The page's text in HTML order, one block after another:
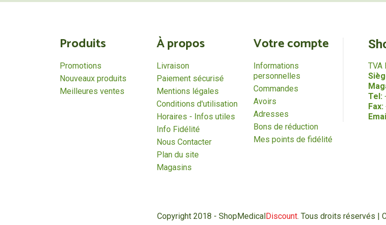
Produits
Promotions
Nouveaux produits
Meilleures ventes
À propos
Livraison
Paiement sécurisé
Mentions légales
Conditions d'utilisation
Horaires - Infos utiles
Info Fidélité
Nous Contacter
Plan du site
Magasins
Votre compte
Informations
personnelles
Commandes
Avoirs
Adresses
Bons de réduction
Mes points de fidélité
TVA
Tel:
Fax:
Copyright 2018 - ShopMedicalDiscount. Tous droits réservés |